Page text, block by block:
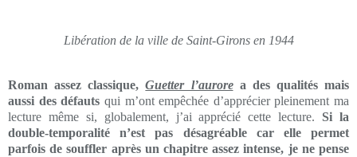
Libération de la ville de Saint-Girons en 1944
Roman assez classique,Guetter l’aurorea des qualités mais
aussi des défauts qui m’ont empêchée d’apprécier pleinement ma
lecture même si, globalement, j’ai apprécié cette lecture. Si la
double-temporalité n’est pas désagréable car elle permet
parfois de souffler après un chapitre assez intense, je ne pense